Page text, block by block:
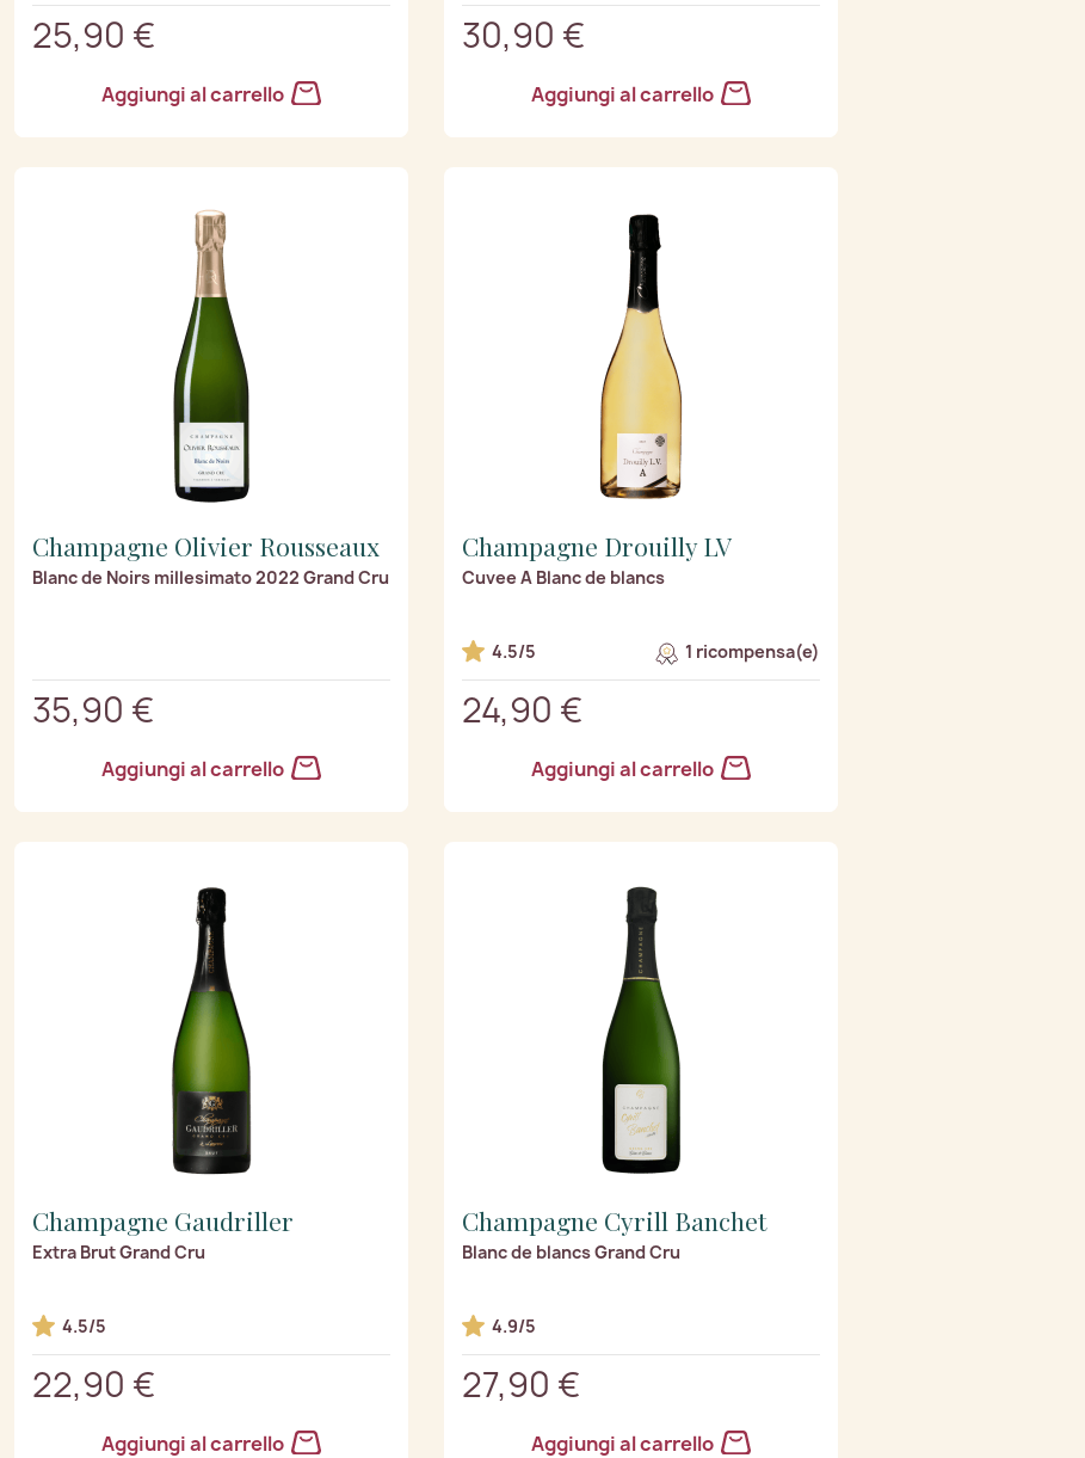
25,90 €
Aggiungi al carrello
30,90 €
Aggiungi al carrello
Champagne Olivier Rousseaux
Blanc de Noirs millesimato 2022 Grand Cru
35,90 €
Aggiungi al carrello
Champagne Drouilly LV
Cuvee A Blanc de blancs
4.5/5 1 ricompensa(e)
24,90 €
Aggiungi al carrello
Champagne Gaudriller
Extra Brut Grand Cru
4.5/5
22,90 €
Aggiungi al carrello
Champagne Cyrill Banchet
Blanc de blancs Grand Cru
4.9/5
27,90 €
Aggiungi al carrello